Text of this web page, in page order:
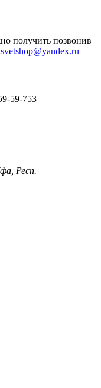
получить позвонив
59-753
Респ.